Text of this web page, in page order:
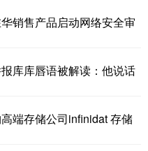
销售产品启动网络安全审
库库唇语被解读：他说话
端存储公司infinidat 存储